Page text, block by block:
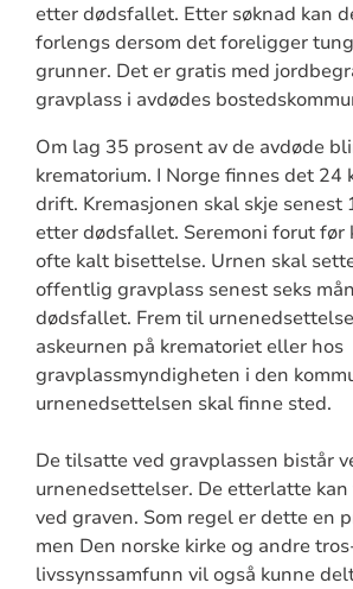
etter dødsfallet. Etter søknad kan
forlengs dersom det foreligger
grunner. Det er gratis med
gravplass i avdødes
Om lag 35 prosent av de avdøde
krematorium. I Norge finnes det 24
drift. Kremasjonen skal skje senest
etter dødsfallet. Seremoni forut før
ofte kalt bisettelse. Urnen skal
offentlig gravplass senest seks
dødsfallet. Frem til
askeurnen på krematoriet eller hos
gravplassmyndigheten i den
urnenedsettelsen skal finne sted.
De tilsatte ved gravplassen bistår
urnenedsettelser. De etterlatte
ved graven. Som regel er dette en
men Den norske kirke og andre
livssynssamfunn vil også kunne